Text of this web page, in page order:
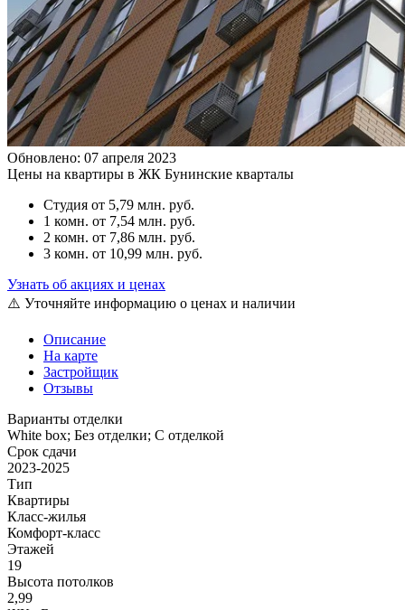
Обновлено: 07 апреля 2023
Цены на квартиры в ЖК Бунинские кварталы
Студия от 5,79 млн. руб.
1 комн. от 7,54 млн. руб.
2 комн. от 7,86 млн. руб.
3 комн. от 10,99 млн. руб.
Узнать об акциях и ценах
⚠️ Уточняйте информацию о ценах и наличии
Описание
На карте
Застройщик
Отзывы
Варианты отделки
White box; Без отделки; С отделкой
Срок сдачи
2023-2025
Тип
Квартиры
Класс-жилья
Комфорт-класс
Этажей
19
Высота потолков
2,99